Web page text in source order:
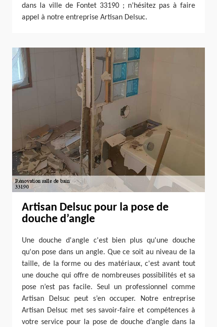
dans la ville de Fontet 33190 ; n’hésitez pas à faire
appel à notre entreprise Artisan Delsuc.
Artisan Delsuc pour la pose de
douche d’angle
Une douche d'angle c'est bien plus qu'une douche
qu'on pose dans un angle. Que ce soit au niveau de la
taille, de la forme ou des matériaux, c'est avant tout
une douche qui offre de nombreuses possibilités et sa
pose n’est pas facile. Seul un professionnel comme
Artisan Delsuc peut s’en occuper. Notre entreprise
Artisan Delsuc met ses savoir-faire et compétences à
votre service pour la pose de douche d’angle dans la